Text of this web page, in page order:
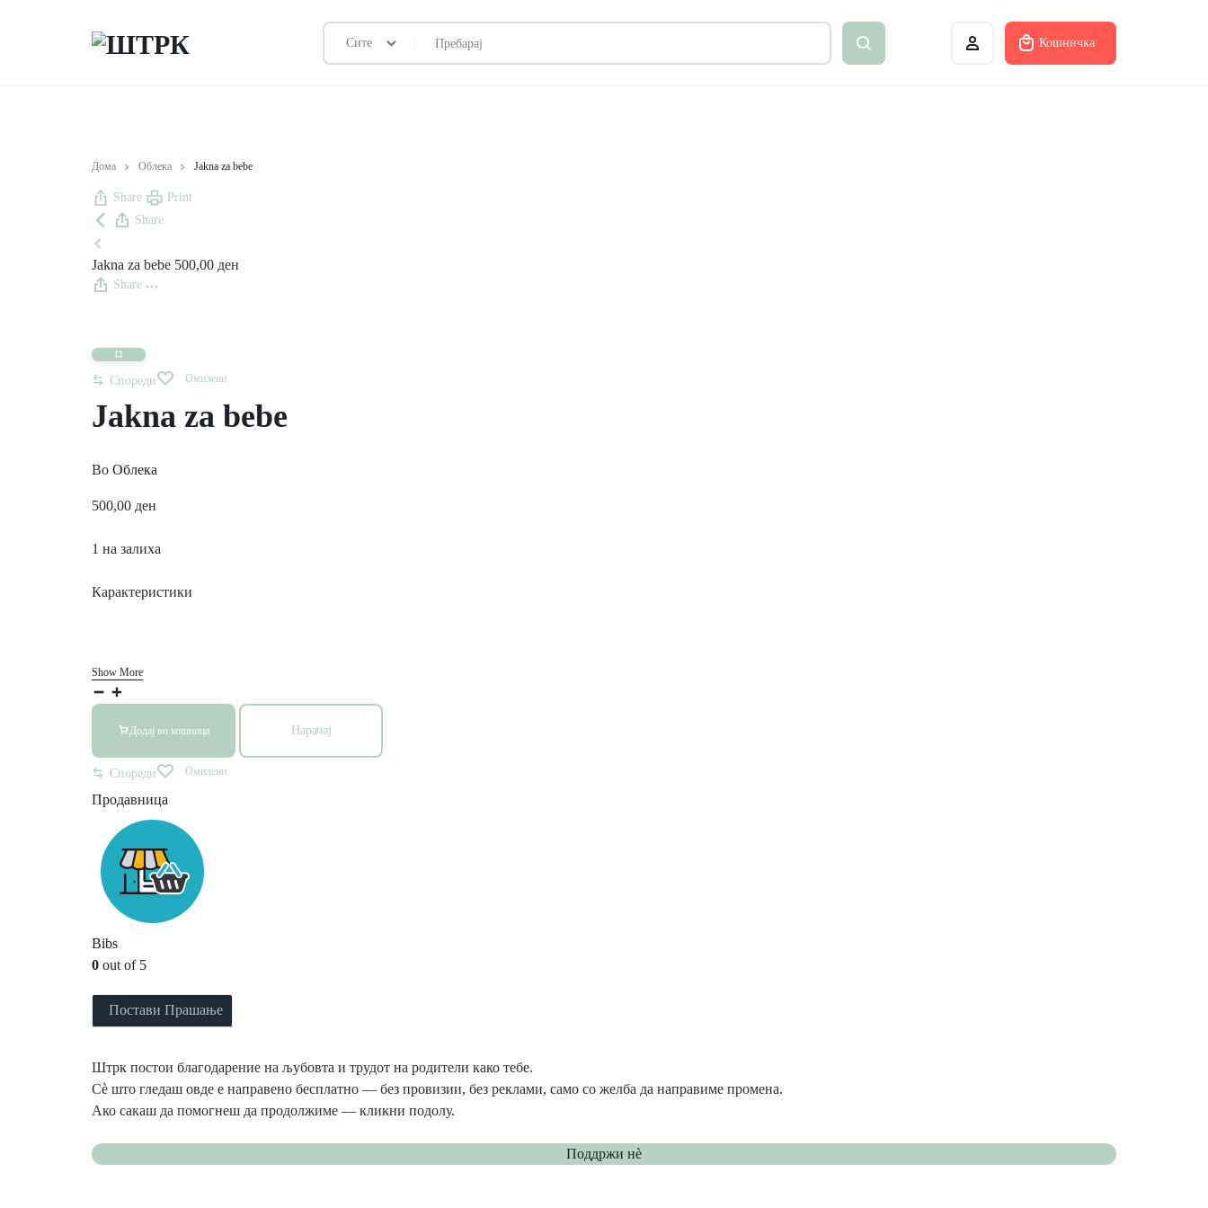
Сите Кошничка
Дома Облека Jakna za bebe
Share
Print
Share
Jakna za bebe 500,00 ден
Share
Спореди Омилени
Jakna za bebe
Во Облека
500,00 ден
1 на залиха
Карактеристики
Show More
Додај во кошница Нарачај
Спореди Омилени
Продавница
Bibs
0 out of 5
Постави Прашање
Штрк постои благодарение на љубовта и трудот на родители како тебе.
Сè што гледаш овде е направено бесплатно — без провизии, без реклами, само со желба да направиме промена.
Ако сакаш да помогнеш да продолжиме — кликни подолу.
Поддржи нѐ